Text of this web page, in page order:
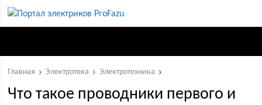
Главная Электротека Электротехника
Что такое проводники первого и